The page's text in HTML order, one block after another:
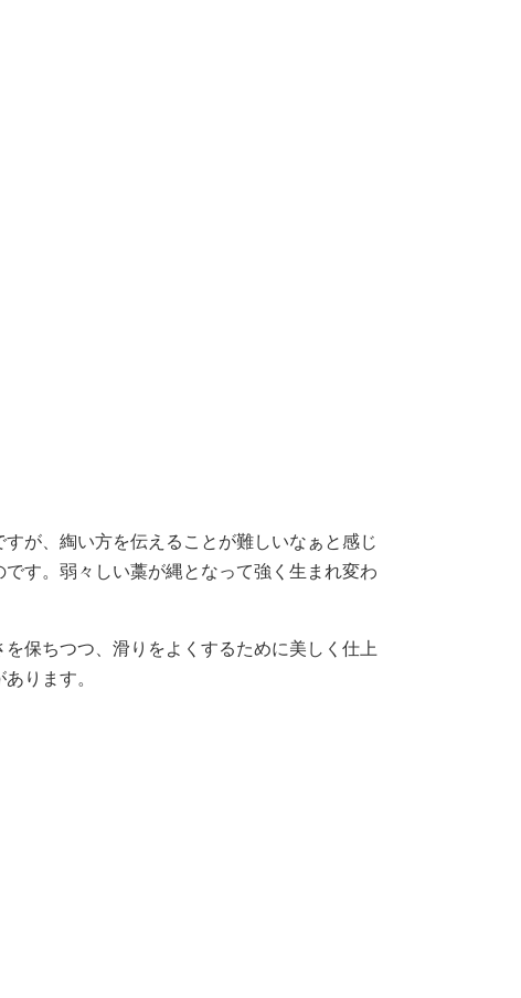
が、綯い方を伝えることが難しいなぁと感じ
す。弱々しい藁が縄となって強く生まれ変わ
保ちつつ、滑りをよくするために美しく仕上
ります。